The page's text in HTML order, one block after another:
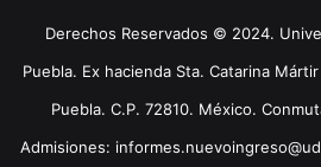
Derechos Reservados © 2024.
Puebla. Ex hacienda Sta. Catarina
Puebla. C.P. 72810. México.
Admisiones: